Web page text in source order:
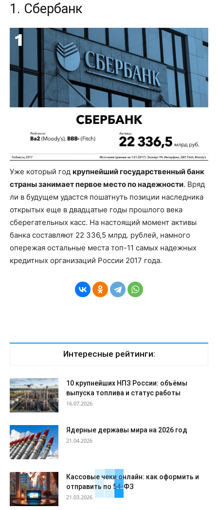
1. Сбербанк
Уже который год крупнейший государственный банк
страны занимает первое место по надежности. Вряд
ли в будущем удастся пошатнуть позиции наследника
открытых еще в двадцатые годы прошлого века
сберегательных касс. На настоящий момент активы
банка составляют 22 336,5 млрд. рублей, намного
опережая остальные места топ-11 самых надежных
кредитных организаций России 2017 года.
Интересные рейтинги:
10 крупнейших НПЗ России: объёмы
выпуска топлива и статус работы
16.07.2026
Ядерные державы мира на 2026 год
21.04.2026
Кассовые чеки онлайн: как оформить и
отправить по 54-ФЗ
21.03.2026